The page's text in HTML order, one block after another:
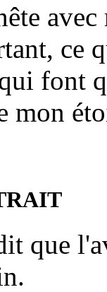
ce
font
mon
que